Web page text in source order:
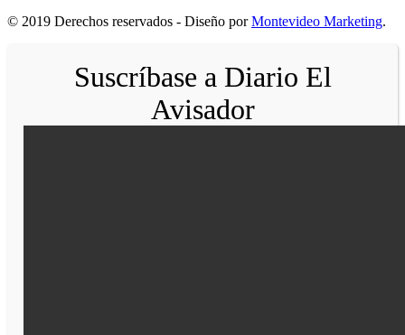
© 2019 Derechos reservados - Diseño porMontevideo Marketing.
Suscríbase a Diario El
Avisador